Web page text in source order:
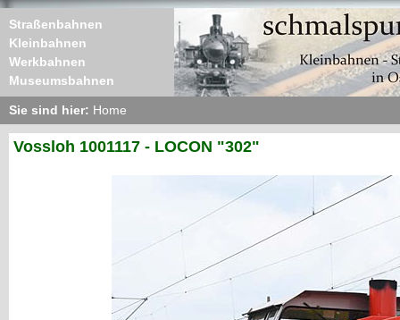
Straßenbahnen
Kleinbahnen
Werkbahnen
Museumsbahnen
Sie sind hier: Home
Vossloh 1001117 - LOCON "302"